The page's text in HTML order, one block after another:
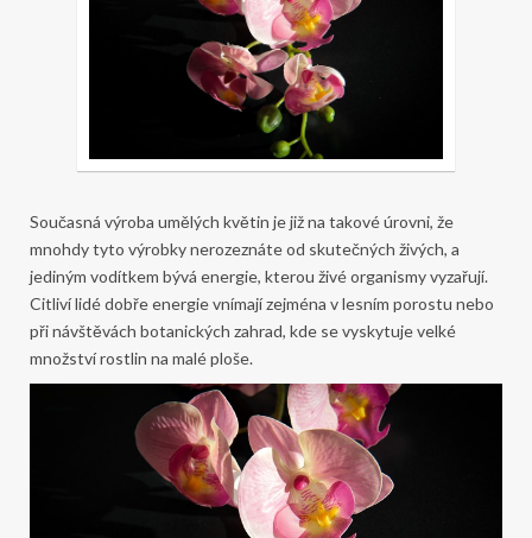
Současná výroba umělých květin je již na takové úrovni, že
mnohdy tyto výrobky nerozeznáte od skutečných živých, a
jediným vodítkem bývá energie, kterou živé organismy vyzařují.
Citliví lidé dobře energie vnímají zejména v lesním porostu nebo
při návštěvách botanických zahrad, kde se vyskytuje velké
množství rostlin na malé ploše.